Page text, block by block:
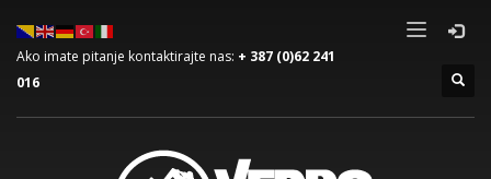
Ako imate pitanje kontaktirajte nas: + 387 (0)62 241
016